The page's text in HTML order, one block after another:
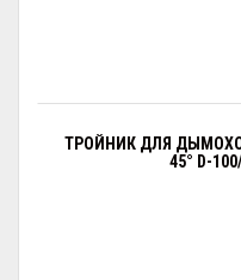
ТРОЙНИК ДЛЯ
45° D-